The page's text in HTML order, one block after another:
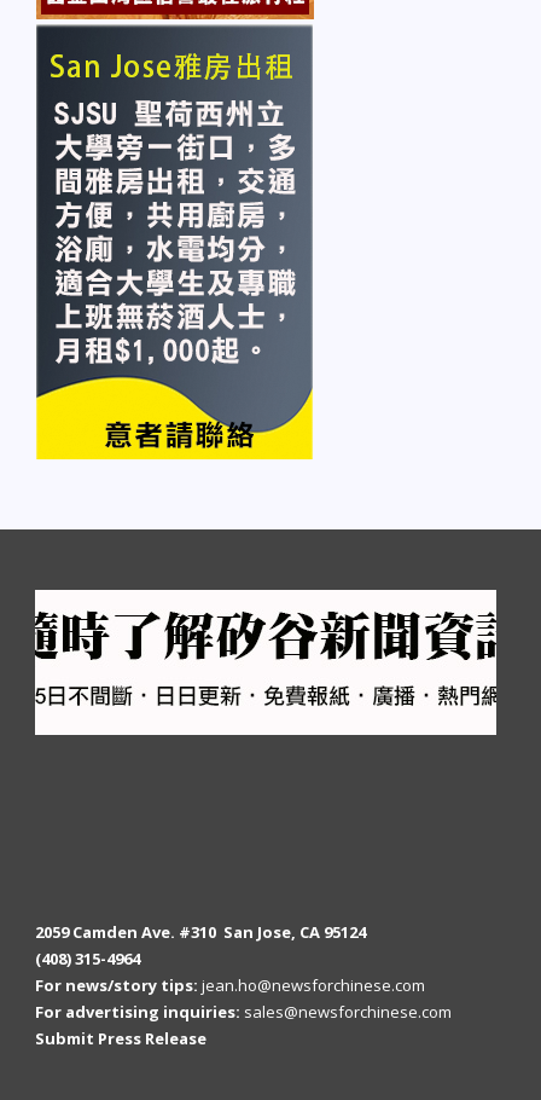
2059 Camden Ave. #310 San Jose, CA 95124
(408) 315-4964
For news/story tips: jean.ho@newsforchinese.com
For advertising inquiries: sales@newsforchinese.com
Submit Press Release